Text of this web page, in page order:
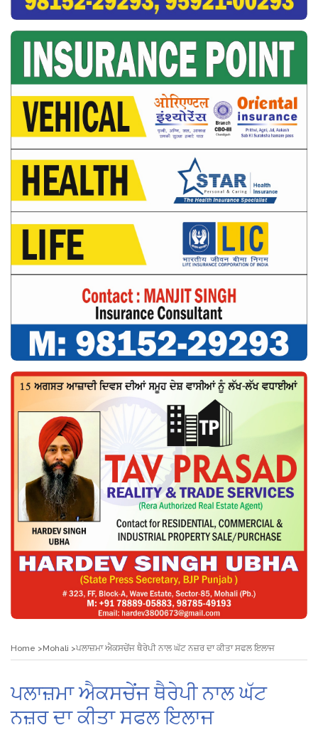
Home Mohali ਪਲਾਜ਼ਮਾ ਐਕਸਚੇਂਜ ਥੈਰੇਪੀ ਨਾਲ ਘੱਟ ਨਜ਼ਰ ਦਾ ਕੀਤਾ ਸਫਲ ਇਲਾਜ
ਪਲਾਜ਼ਮਾ ਐਕਸਚੇਂਜ ਥੈਰੇਪੀ ਨਾਲ ਘੱਟ
ਨਜ਼ਰ ਦਾ ਕੀਤਾ ਸਫਲ ਇਲਾਜ